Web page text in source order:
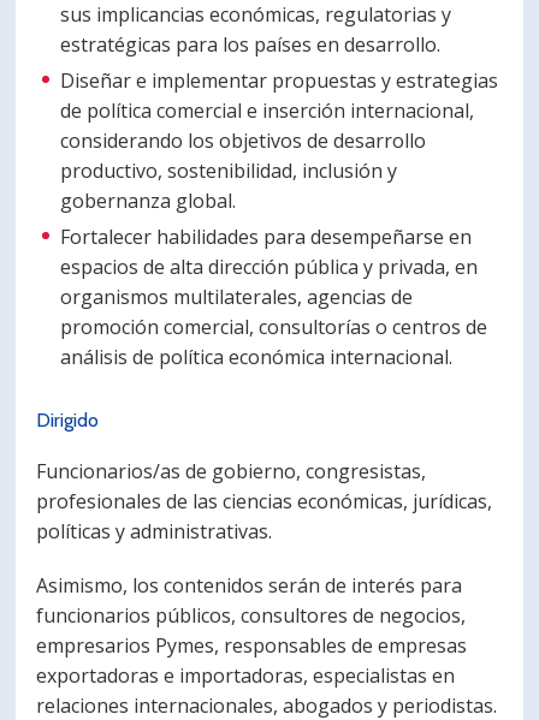
sus implicancias económicas, regulatorias y
estratégicas para los países en desarrollo.
Diseñar e implementar propuestas y estrategias
de política comercial e inserción internacional,
considerando los objetivos de desarrollo
productivo, sostenibilidad, inclusión y
gobernanza global.
Fortalecer habilidades para desempeñarse en
espacios de alta dirección pública y privada, en
organismos multilaterales, agencias de
promoción comercial, consultorías o centros de
análisis de política económica internacional.
Dirigido
Funcionarios/as de gobierno, congresistas,
profesionales de las ciencias económicas, jurídicas,
políticas y administrativas.
Asimismo, los contenidos serán de interés para
funcionarios públicos, consultores de negocios,
empresarios Pymes, responsables de empresas
exportadoras e importadoras, especialistas en
relaciones internacionales, abogados y periodistas.